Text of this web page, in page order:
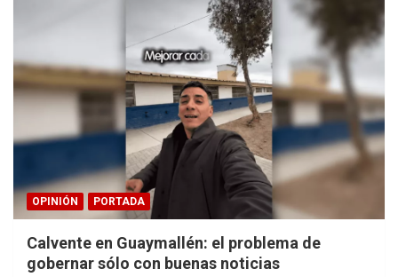
OPINIÓN PORTADA
Calvente en Guaymallén: el problema de
gobernar sólo con buenas noticias